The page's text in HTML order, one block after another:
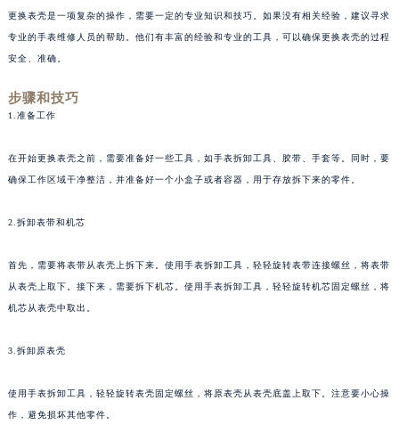
更换表壳是一项复杂的操作，需要一定的专业知识和技巧。如果没有相关经验，建议寻求
专业的手表维修人员的帮助。他们有丰富的经验和专业的工具，可以确保更换表壳的过程
安全、准确。
步骤和技巧
1.准备工作
在开始更换表壳之前，需要准备好一些工具，如手表拆卸工具、胶带、手套等。同时，要
确保工作区域干净整洁，并准备好一个小盒子或者容器，用于存放拆下来的零件。
2.拆卸表带和机芯
首先，需要将表带从表壳上拆下来。使用手表拆卸工具，轻轻旋转表带连接螺丝，将表带
从表壳上取下。接下来，需要拆下机芯。使用手表拆卸工具，轻轻旋转机芯固定螺丝，将
机芯从表壳中取出。
3.拆卸原表壳
使用手表拆卸工具，轻轻旋转表壳固定螺丝，将原表壳从表壳底盖上取下。注意要小心操
作，避免损坏其他零件。